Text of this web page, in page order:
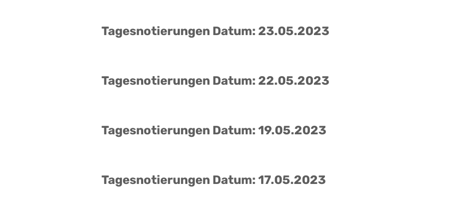
Tagesnotierungen Datum: 23.05.2023
Tagesnotierungen Datum: 22.05.2023
Tagesnotierungen Datum: 19.05.2023
Tagesnotierungen Datum: 17.05.2023